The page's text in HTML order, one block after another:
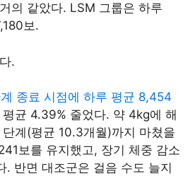
의 같았다. LSM 그룹은 하루
보.
.
종료 시점에 하루 평균 8,454
균 4.39% 줄었다. 약 4kg에 해
계(평균 10.3개월)까지 마쳤을
보를 유지했고, 장기 체중 감소
. 반면 대조군은 걸음 수도 늘지